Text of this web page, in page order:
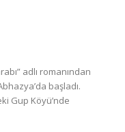
adlı romanından
başladı.
Gup Köyü’nde